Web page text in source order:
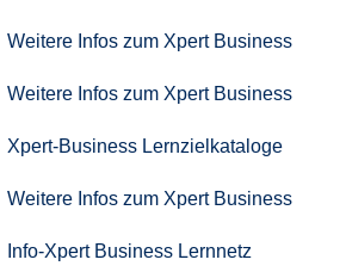
Weitere Infos zum Xpert Business
Weitere Infos zum Xpert Business
Xpert-Business Lernzielkataloge
Weitere Infos zum Xpert Business
Info-Xpert Business Lernnetz